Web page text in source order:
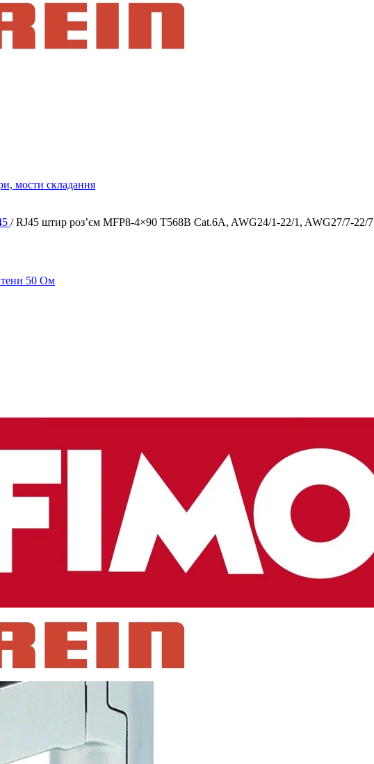
мости складання
50 Ом
/ RJ45 штир роз’єм MFP8-4×90 T568B Cat.6A, AWG24/1-22/1, AWG27/7-22/7